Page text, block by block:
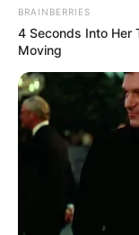
Adorei esse
Jamily jesus
Adorei esse
BRAINBERRIES
4 Seconds Into Her
Moving